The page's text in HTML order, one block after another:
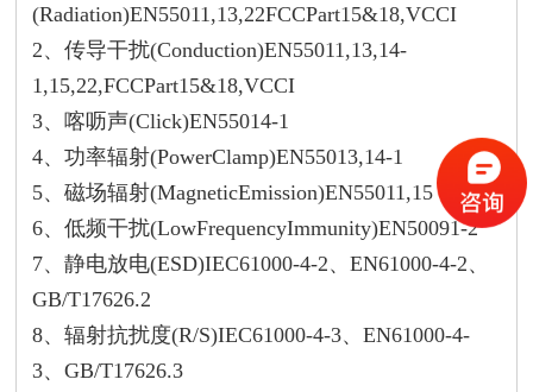
(Radiation)EN55011,13,22FCCPart15&18,VCCI
2、传导干扰(Conduction)EN55011,13,14-
1,15,22,FCCPart15&18,VCCI
3、喀呖声(Click)EN55014-1
4、功率辐射(PowerClamp)EN55013,14-1
5、磁场辐射(MagneticEmission)EN55011,15
6、低频干扰(LowFrequencyImmunity)EN50091-2
7、静电放电(ESD)IEC61000-4-2、EN61000-4-2、
GB/T17626.2
8、辐射抗扰度(R/S)IEC61000-4-3、EN61000-4-
3、GB/T17626.3